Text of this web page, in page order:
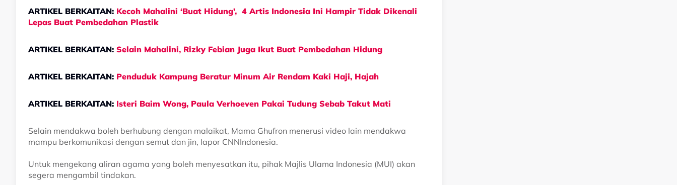
​ARTIKEL BERKAITAN: Kecoh Mahalini ‘Buat Hidung’, 4 Artis Indonesia Ini Hampir Tidak Dikenali
Lepas Buat Pembedahan Plastik
​ARTIKEL BERKAITAN: Selain Mahalini, Rizky Febian Juga Ikut Buat Pembedahan Hidung
​ARTIKEL BERKAITAN: Penduduk Kampung Beratur Minum Air Rendam Kaki Haji, Hajah
​ARTIKEL BERKAITAN: Isteri Baim Wong, Paula Verhoeven Pakai Tudung Sebab Takut Mati
Selain mendakwa boleh berhubung dengan malaikat, Mama Ghufron menerusi video lain mendakwa
mampu berkomunikasi dengan semut dan jin, lapor CNNIndonesia.
Untuk mengekang aliran agama yang boleh menyesatkan itu, pihak Majlis Ulama Indonesia (MUI) akan
segera mengambil tindakan.